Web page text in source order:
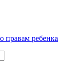
правам ребенка